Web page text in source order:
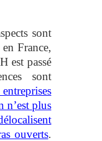
sont
France,
est passé
sont
entreprises
n’est plus
ouverts.